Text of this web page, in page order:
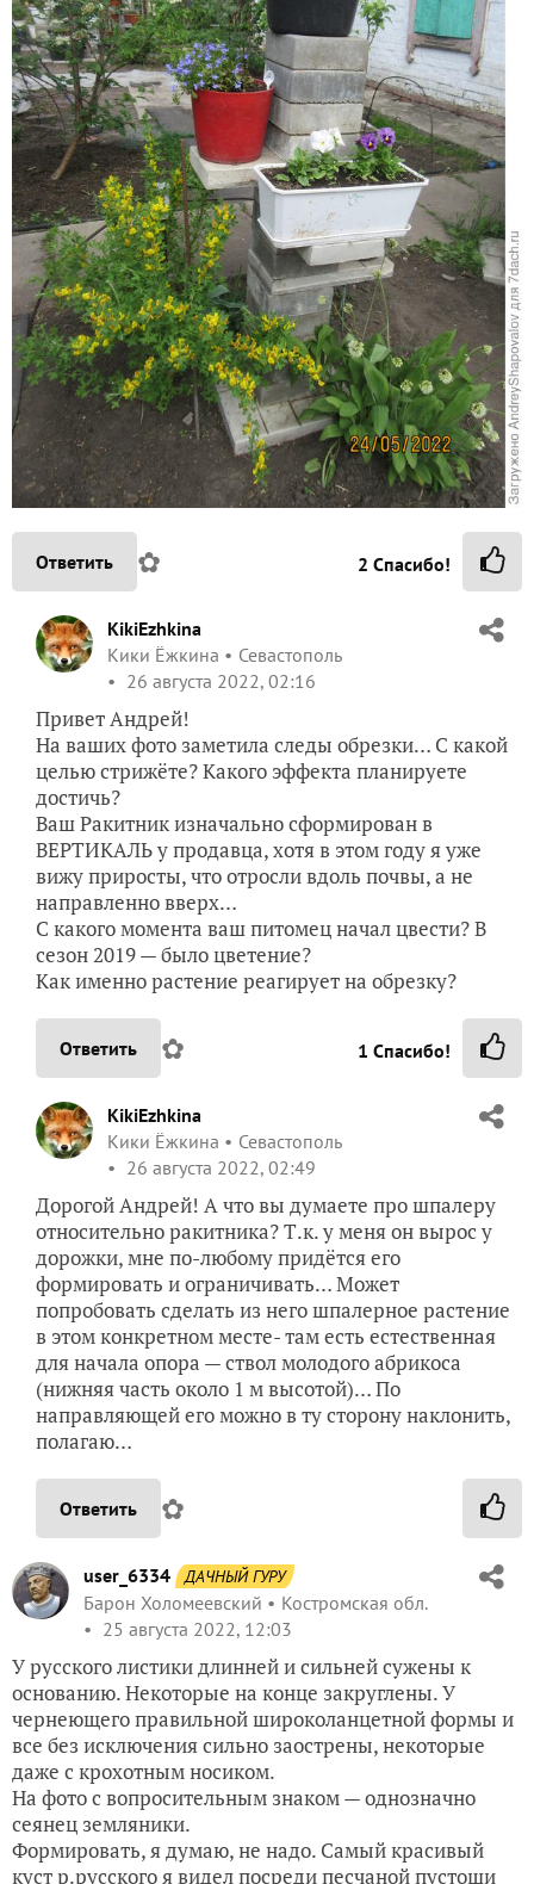
Ответить ✿ 2 Спасибо!
KikiEzhkina
Кики Ёжкина
Севастополь
26 августа 2022, 02:16
Привет Андрей!
На ваших фото заметила следы обрезки… С какой
целью стрижёте? Какого эффекта планируете
достичь?
Ваш Ракитник изначально сформирован в
ВЕРТИКАЛЬ у продавца, хотя в этом году я уже
вижу приросты, что отросли вдоль почвы, а не
направленно вверх…
С какого момента ваш питомец начал цвести? В
сезон 2019 — было цветение?
Как именно растение реагирует на обрезку?
Ответить ✿ 1 Спасибо!
KikiEzhkina
Кики Ёжкина
Севастополь
26 августа 2022, 02:49
Дорогой Андрей! А что вы думаете про шпалеру
относительно ракитника? Т.к. у меня он вырос у
дорожки, мне по-любому придётся его
формировать и ограничивать… Может
попробовать сделать из него шпалерное растение
в этом конкретном месте- там есть естественная
для начала опора — ствол молодого абрикоса
(нижняя часть около 1 м высотой)… По
направляющей его можно в ту сторону наклонить,
полагаю…
Ответить ✿
user_6334 ДАЧНЫЙ ГУРУ
Барон Холомеевский
Костромская обл.
25 августа 2022, 12:03
У русского листики длинней и сильней сужены к
основанию. Некоторые на конце закруглены. У
чернеющего правильной широколанцетной формы и
все без исключения сильно заострены, некоторые
даже с крохотным носиком.
На фото с вопросительным знаком — однозначно
сеянец земляники.
Формировать, я думаю, не надо. Самый красивый
куст р.русского я видел посреди песчаной пустоши